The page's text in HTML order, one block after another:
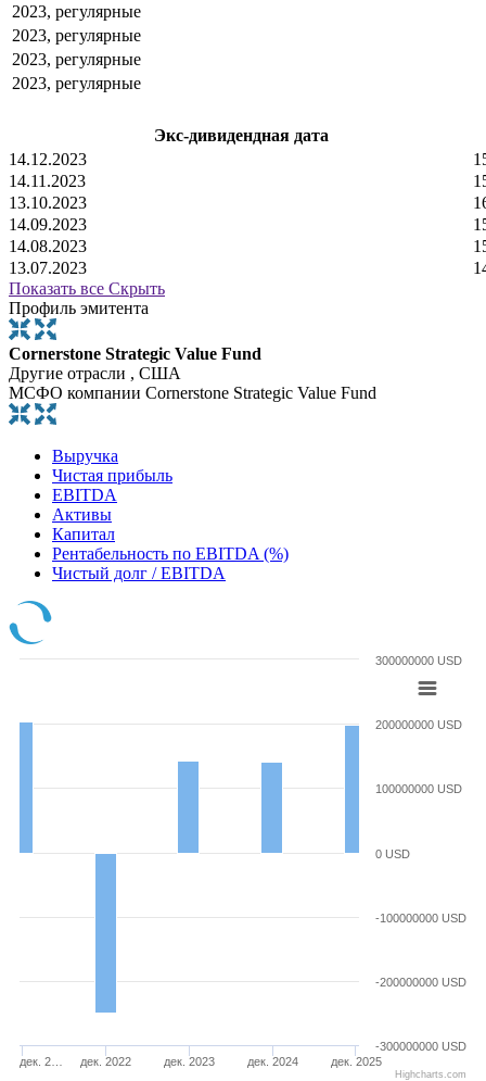
2023, регулярные
2023, регулярные
2023, регулярные
2023, регулярные
Экс-дивидендная дата
14.12.2023
14.11.2023
13.10.2023
14.09.2023
14.08.2023
13.07.2023
Показать все Скрыть
Профиль эмитента
Cornerstone Strategic Value Fund
Другие отрасли , США
МСФО компании Cornerstone Strategic Value Fund
Выручка
Чистая прибыль
EBITDA
Активы
Капитал
Рентабельность по EBITDA (%)
Чистый долг / EBITDA
дек. 2… дек. 2022 дек. 2023 дек. 2024 дек. 2025
-300000000 USD
-200000000 USD
-100000000 USD
0 USD
100000000 USD
200000000 USD
300000000 USD
Highcharts.com